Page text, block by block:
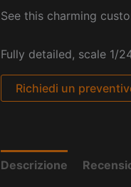
See this charming
Fully detailed, scale 1/
Richiedi un
Descrizione